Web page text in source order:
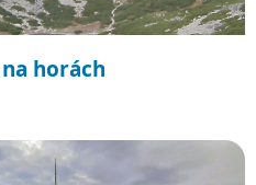
horách